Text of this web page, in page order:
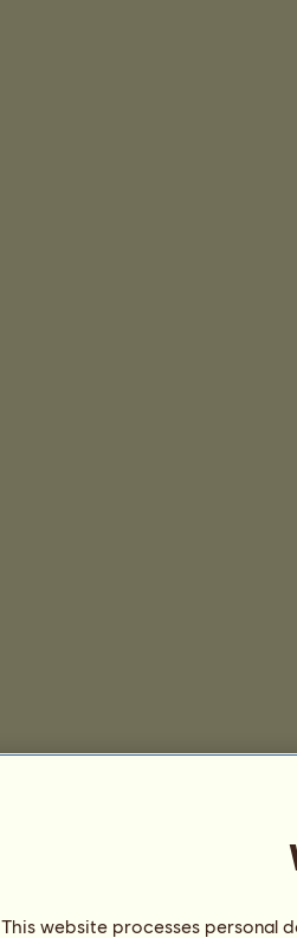
This website processes personal